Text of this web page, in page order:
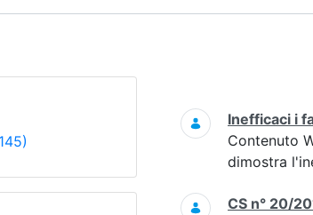
Ricerca
Inefficaci i
Contenuto
dimostra
CS n° 20/